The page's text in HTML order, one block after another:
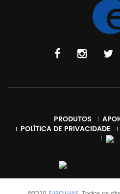
PRODUTOS
POLÍTICA DE PRIVACIDADE